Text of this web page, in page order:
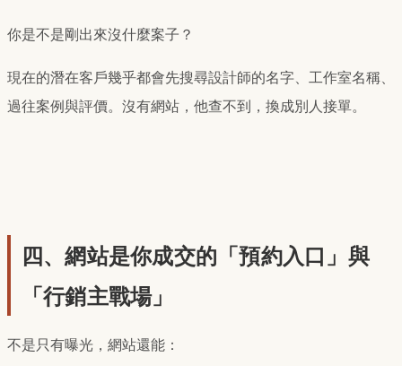
你是不是剛出來沒什麼案子？
現在的潛在客戶幾乎都會先搜尋設計師的名字、工作室名稱、
過往案例與評價。沒有網站，他查不到，換成別人接單。
四、網站是你成交的「預約入口」與
「行銷主戰場」
不是只有曝光，網站還能：